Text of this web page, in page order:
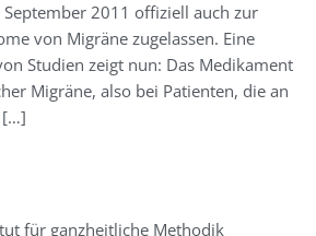
September 2011 offiziell auch zur
von Migräne zugelassen. Eine
Studien zeigt nun: Das Medikament
Migräne, also bei Patienten, die an
[…]
für ganzheitliche Methodik